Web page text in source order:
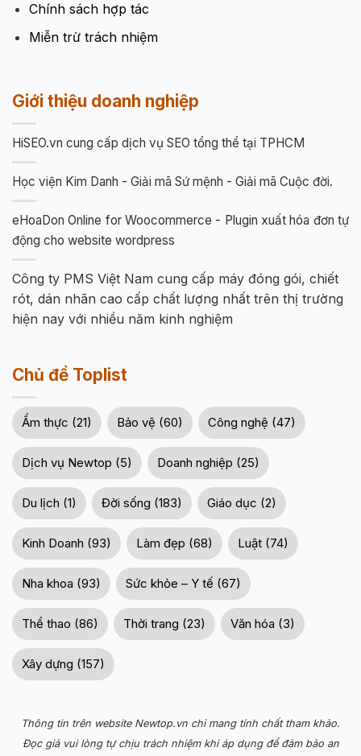
Chính sách hợp tác
Miễn trừ trách nhiệm
Giới thiệu doanh nghiệp
HiSEO.vn cung cấp dịch vụ SEO tổng thể tại TPHCM
Học viện Kim Danh - Giải mã Sứ mệnh - Giải mã Cuộc đời.
eHoaDon Online for Woocommerce - Plugin xuất hóa đơn tự
động cho website wordpress
Công ty PMS Việt Nam cung cấp máy đóng gói, chiết
rót, dán nhãn cao cấp chất lượng nhất trên thị trường
hiện nay với nhiều năm kinh nghiệm
Chủ đề Toplist
Ẩm thực (21) Bảo vệ (60) Công nghệ (47)
Dịch vụ Newtop (5) Doanh nghiệp (25)
Du lịch (1) Đời sống (183) Giáo dục (2)
Kinh Doanh (93) Làm đẹp (68) Luật (74)
Nha khoa (93) Sức khỏe – Y tế (67)
Thể thao (86) Thời trang (23) Văn hóa (3)
Xây dựng (157)
Thông tin trên website Newtop.vn chỉ mang tính chất tham khảo.
Đọc giả vui lòng tự chịu trách nhiệm khi áp dụng để đảm bảo an